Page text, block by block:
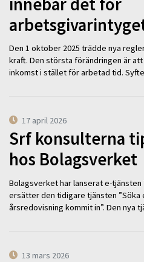
Den 1 oktober 2025 trädde nya
kraft. Den största förändringen är
inkomst i stället för arbetad tid.
17 april 2026
Srf konsulterna
hos Bolagsverket
Bolagsverket har lanserat e-
ersätter den tidigare tjänsten ”Söka
årsredovisning kommit in”. Den nya
13 mars 2026